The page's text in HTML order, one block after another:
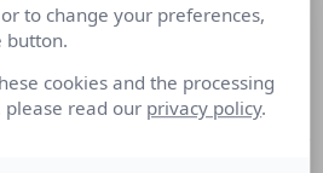
vous êtes Secrétaire Générale en
mondiale du
to change your preferences,
button.
cookies and the processing
read our privacy policy.